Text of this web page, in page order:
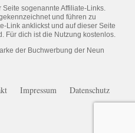
sogenannte Affiliate-Links.
und führen zu
Link anklickst und auf dieser Seite
Für dich ist die Nutzung kostenlos.
der Buchwerbung der Neun
Impressum Datenschutz